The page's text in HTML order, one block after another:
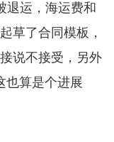
退运，海运费和
草了合同模板，
说不接受，另外
也算是个进展